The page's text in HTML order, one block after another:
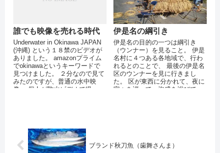
誰でも映像を売れる時代
Underwater in Okinawa JAPAN
(沖縄) という１８禁のビデオが
ありました。 amazonプライム
でokinawaというキーワードで
見つけました。 ２分なので見て
みたのですが、普通の水中映
像。 個人が防水ビデオで撮っ...
伊是名の綱引き
伊是名の目的の一つは綱引き
（ウンナー）を見ること。 伊是
名村に４つある各地域で、行わ
れるとのことで、 最後の伊是名
区のウンナーを見に行きまし
た。 区が東西に分かれて、夜に
家々を巡って、泡盛を浴びて、
ブランド秋刀魚（歯舞さんま）